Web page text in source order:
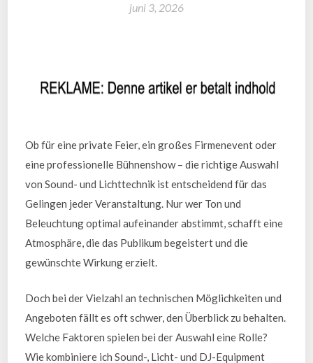
juni 3, 2026
Ob für eine private Feier, ein großes Firmenevent oder
eine professionelle Bühnenshow – die richtige Auswahl
von Sound- und Lichttechnik ist entscheidend für das
Gelingen jeder Veranstaltung. Nur wer Ton und
Beleuchtung optimal aufeinander abstimmt, schafft eine
Atmosphäre, die das Publikum begeistert und die
gewünschte Wirkung erzielt.
Doch bei der Vielzahl an technischen Möglichkeiten und
Angeboten fällt es oft schwer, den Überblick zu behalten.
Welche Faktoren spielen bei der Auswahl eine Rolle?
Wie kombiniere ich Sound-, Licht- und DJ-Equipment